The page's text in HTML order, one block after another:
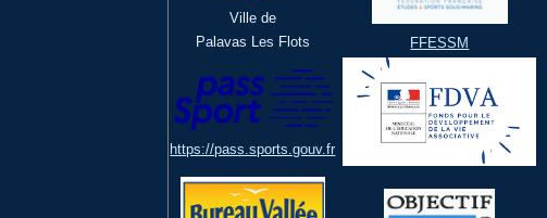
Ville de
Palavas Les Flots
FFESSM
https://pass.sports.gouv.fr